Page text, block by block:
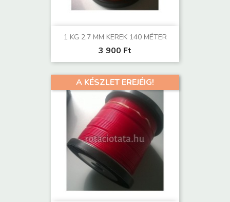
1 KG 2,7 MM KEREK 140 MÉTER
3 900 Ft
A KÉSZLET EREJÉIG!